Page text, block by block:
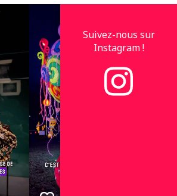
Suivez-nous sur
Instagram !